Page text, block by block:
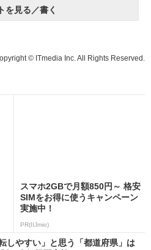
を見る／書く
© ITmedia Inc. All Rights Reserved.
スマホ2GBで月額850円～ 格安
SIMをお得に使うキャンペーン
実施中！
PR(IIJmio)
しやすい」と思う「都道府県」は